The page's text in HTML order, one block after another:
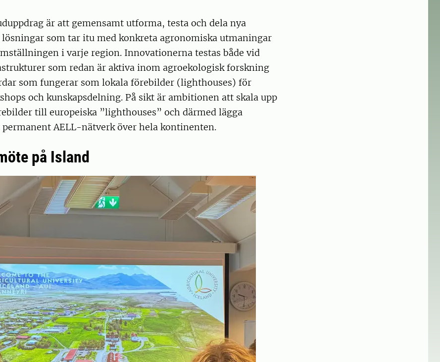
är att gemensamt utforma, testa och dela nya
lösningar som tar itu med konkreta agronomiska utmaningar
i varje region. Innovationerna testas både vid
som redan är aktiva inom agroekologisk forskning
som fungerar som lokala förebilder (lighthouses) för
och kunskapsdelning. På sikt är ambitionen att skala upp
till europeiska ”lighthouses” och därmed lägga
AELL-nätverk över hela kontinenten.
på Island